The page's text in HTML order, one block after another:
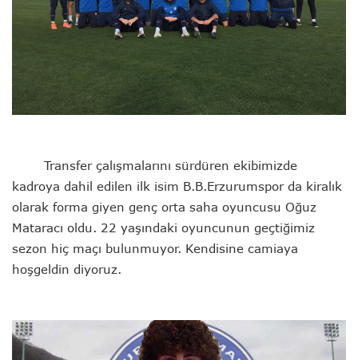
Transfer çalışmalarını sürdüren ekibimizde
kadroya dahil edilen ilk isim B.B.Erzurumspor da kiralık
olarak forma giyen genç orta saha oyuncusu Oğuz
Mataracı oldu. 22 yaşındaki oyuncunun geçtiğimiz
sezon hiç maçı bulunmuyor. Kendisine camiaya
hoşgeldin diyoruz.